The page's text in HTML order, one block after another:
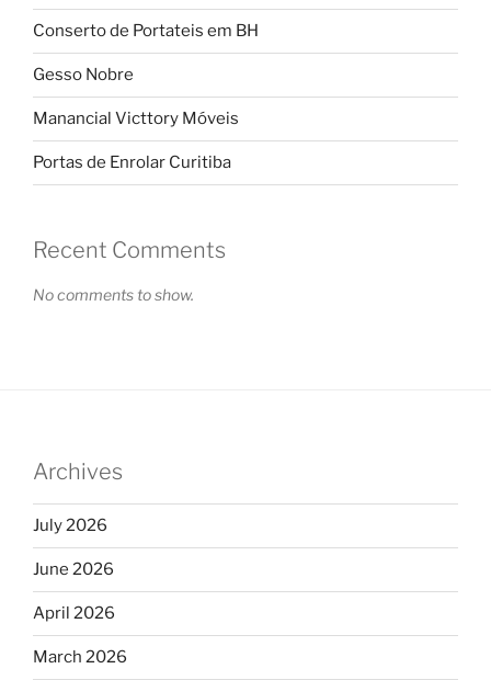
Conserto de Portateis em BH
Gesso Nobre
Manancial Victtory Móveis
Portas de Enrolar Curitiba
Recent Comments
No comments to show.
Archives
July 2026
June 2026
April 2026
March 2026